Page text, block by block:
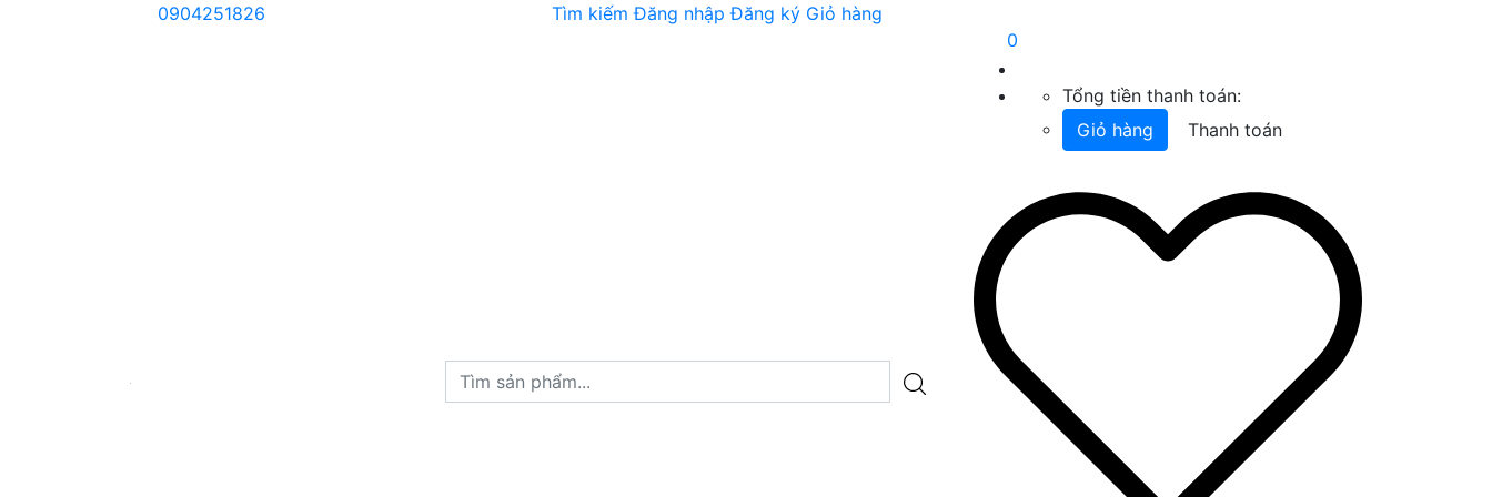
0904251826 Tìm kiếm Đăng nhập Đăng ký Giỏ hàng
0
Tổng tiền thanh toán:
Giỏ hàng
Thanh toán